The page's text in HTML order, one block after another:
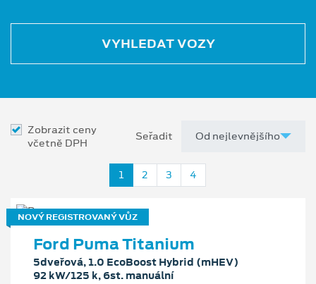
VYHLEDAT VOZY
Zobrazit ceny
včetně DPH
Seřadit
1 2 3 4
NOVÝ REGISTROVANÝ VŮZ
Ford Puma Titanium
5dveřová, 1.0 EcoBoost Hybrid (mHEV)
92 kW/125 k, 6st. manuální